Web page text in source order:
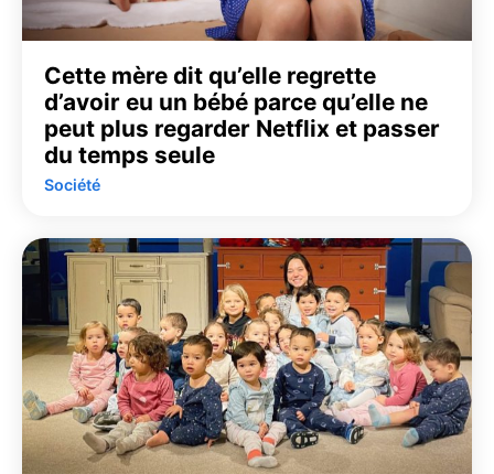
Cette mère dit qu’elle regrette
d’avoir eu un bébé parce qu’elle ne
peut plus regarder Netflix et passer
du temps seule
Société